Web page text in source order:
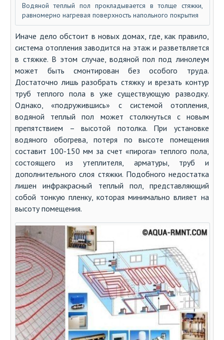
Водяной теплый пол прокладывается в толще стяжки,
равномерно нагревая поверхность напольного покрытия
Иначе дело обстоит в новых домах, где, как правило,
система отопления заводится на этаж и разветвляется
в стяжке. В этом случае, водяной пол под линолеум
может быть смонтирован без особого труда.
Достаточно лишь разобрать стяжку и врезать контур
труб теплого пола в уже существующую разводку.
Однако, «подружившись» с системой отопления,
водяной теплый пол может столкнуться с новым
препятствием – высотой потолка. При установке
водяного обогрева, потеря по высоте помещения
составит 100-150 мм за счет «пирога» теплого пола,
состоящего из утеплителя, арматуры, труб и
дополнительного слоя стяжки. Подобного недостатка
лишен инфракрасный теплый пол, представляющий
собой тонкую пленку, которая минимально влияет на
высоту помещения.